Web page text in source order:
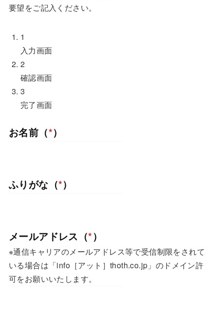
要望をご記入ください。
1
入力画面現
表
さ
て
面
2
確認画面現
表
さ
る
す。
3
完了画面現
表
て
面
で
す。
お名前（*）
ふりがな（*）
メールアドレス（*）
※通信キャリアのメールアドレス等で受信制限をされて
いる場合は「info［アット］thoth.co.jp」のドメイン許
可をお願いいたします。